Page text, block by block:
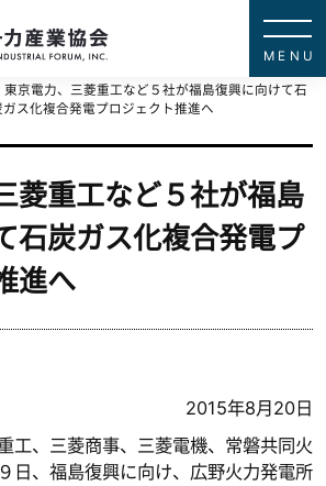
東京電力、三菱重工など５社が福島復興に向けて石
ガス化複合発電プロジェクト推進へ
菱重工など５社が福島
石炭ガス化複合発電プ
進へ
2015年8月20日
工、三菱商事、三菱電機、常磐共同火
日、福島復興に向け、広野火力発電所